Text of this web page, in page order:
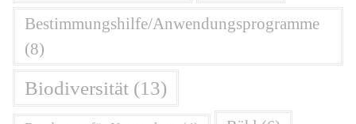
Bestimmungshilfe/Anwendungsprogramme
(8)
Biodiversität (13)